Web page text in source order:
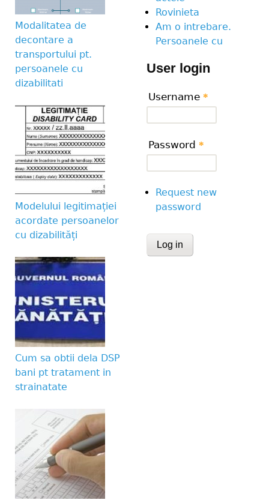
Modalitatea de
decontare a
transportului pt.
persoanele cu
dizabilitati
Modelului legitimației
acordate persoanelor
cu dizabilități
Cum sa obtii dela DSP
bani pt tratament in
strainatate
Rovinieta
Am o intrebare.
Persoanele cu
User login
Username *
Password *
Request new
password
CAPTCHA